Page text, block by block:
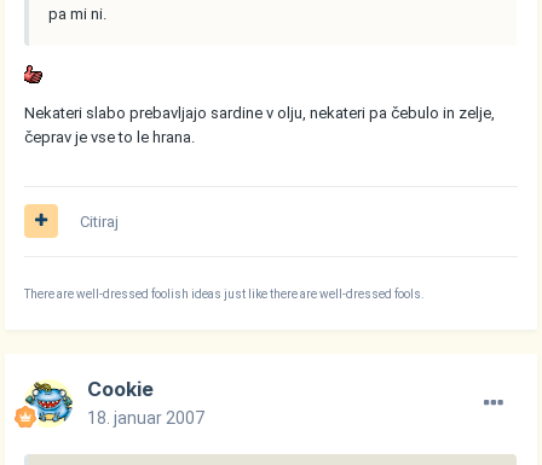
pa mi ni.
Nekateri slabo prebavljajo sardine v olju, nekateri pa čebulo in zelje,
čeprav je vse to le hrana.
Citiraj
There are well-dressed foolish ideas just like there are well-dressed fools.
Cookie
18. januar 2007